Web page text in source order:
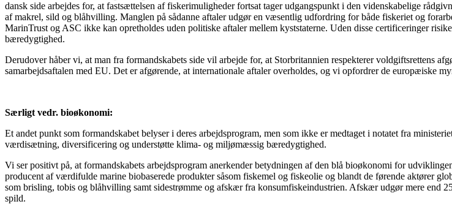
dansk side arbejdes for, at fastsættelsen af fiskerimuligheder fortsat tager udgangspunkt i den videnskabelige
af makrel, sild og blåhvilling. Manglen på sådanne aftaler udgør en væsentlig udfordring for både fiskeriet og
MarinTrust og ASC ikke kan opretholdes uden politiske aftaler mellem kyststaterne. Uden disse certificeringer
bæredygtighed.
Derudover håber vi, at man fra formandskabets side vil arbejde for, at Storbritannien respekterer voldgiftsrettens
samarbejdsaftalen med EU. Det er afgørende, at internationale aftaler overholdes, og vi opfordrer de europæiske
Særligt vedr. bioøkonomi:
Et andet punkt som formandskabet belyser i deres arbejdsprogram, men som ikke er medtaget i notatet fra
værdisætning, diversificering og understøtte klima- og miljømæssig bæredygtighed.
Vi ser positivt på, at formandskabets arbejdsprogram anerkender betydningen af den blå bioøkonomi for
producent af værdifulde marine biobaserede produkter såsom fiskemel og fiskeolie og blandt de førende aktører
som brisling, tobis og blåhvilling samt sidestrømme og afskær fra konsumfiskeindustrien. Afskær udgør mere end
spild.